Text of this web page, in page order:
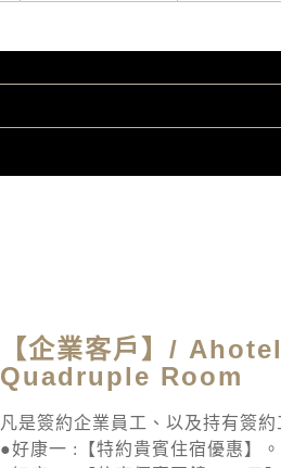
【企業客戶】/
Quadruple Room
凡是簽約企業員工、以及持有簽
●好康一 :【特約貴賓住宿優惠】。